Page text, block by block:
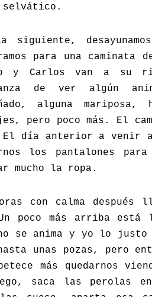
selvático.
siguiente,
para una caminata
y Carlos van a su
de ver algún
alguna
pero poco más. El
día anterior a venir a
los pantalones
mucho la ropa.
con calma después
poco más arriba está
se anima y yo lo justo
unas pozas, pero
más quedarnos
saca las perolas